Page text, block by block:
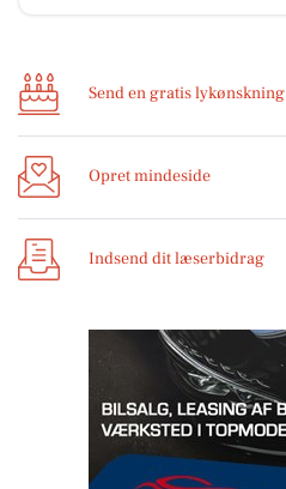
Send en gratis lykønskning
Opret mindeside
Indsend dit læserbidrag